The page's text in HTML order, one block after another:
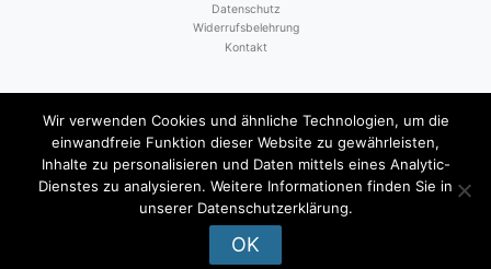
Datenschutz
Widerrufsbelehrung
Kontakt
Zahlen mit
Mengener Einkaufsgutschein |Impressum
Wir verwenden Cookies und ähnliche Technologien, um die
einwandfreie Funktion dieser Website zu gewährleisten,
Inhalte zu personalisieren und Daten mittels eines Analytic-
Dienstes zu analysieren. Weitere Informationen finden Sie in
unserer Datenschutzerklärung.
OK